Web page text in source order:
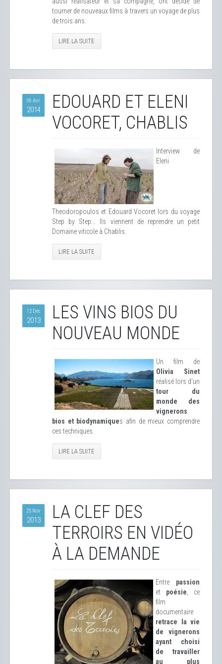
tourner de nouveaux films à travers un voyage de plus
de trois ans.
LIRE LA SUITE
06 Avr
2014
EDOUARD ET ELENI
VOCORET, CHABLIS
Interview de
Eleni
Theodoropoulos et Edouard Vocoret lors du voyage
Step by Step... Ils viennent de reprendre un petit
Domaine viticole à Chablis.
LIRE LA SUITE
12 Déc
2013
LES VINS BIOS DU
NOUVEAU MONDE
Un film de
Olivia Sinet
réalisé lors d'un
tour du
monde des
vignerons
bios et biodynamiques afin de mieux comprendre
ces techniques.
LIRE LA SUITE
25 Nov
2013
LA CLEF DES
TERROIRS EN VIDÉO
À LA DEMANDE
Entre passion
et poésie , ce
film
documentaire
retrace la vie
de vignerons
ayant choisi
de travailler
au plus